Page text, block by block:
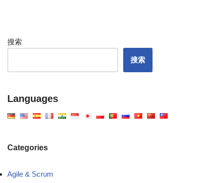
搜索
搜索
Languages
Categories
Agile & Scrum